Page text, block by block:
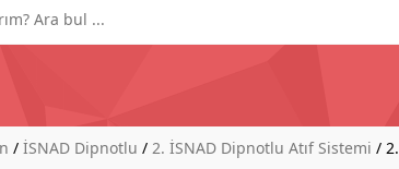
/ İSNAD Dipnotlu / 2. İSNAD Dipnotlu Atıf Sistemi /